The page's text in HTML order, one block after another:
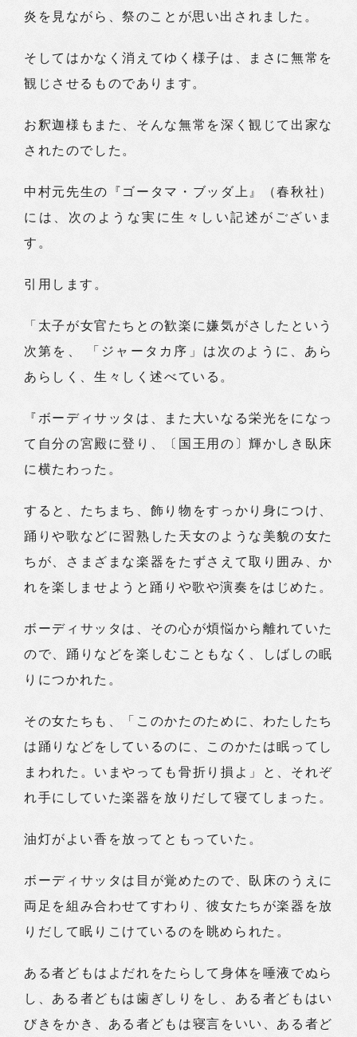
炎を見ながら、祭のことが思い出されました。
そしてはかなく消えてゆく様子は、まさに無常を
観じさせるものであります。
お釈迦様もまた、そんな無常を深く観じて出家な
されたのでした。
中村元先生の『ゴータマ・ブッダ上』（春秋社）
には、次のような実に生々しい記述がございま
す。
引用します。
「太子が女官たちとの歓楽に嫌気がさしたという
次第を、 「ジャータカ序」は次のように、あら
あらしく、生々しく述べている。
『ボーディサッタは、また大いなる栄光をになっ
て自分の宮殿に登り、〔国王用の〕輝かしき臥床
に横たわった。
すると、たちまち、飾り物をすっかり身につけ、
踊りや歌などに習熟した天女のような美貌の女た
ちが、さまざまな楽器をたずさえて取り囲み、か
れを楽しませようと踊りや歌や演奏をはじめた。
ボーディサッタは、その心が煩悩から離れていた
ので、踊りなどを楽しむこともなく、しばしの眠
りにつかれた。
その女たちも、「このかたのために、わたしたち
は踊りなどをしているのに、このかたは眠ってし
まわれた。いまやっても骨折り損よ」と、それぞ
れ手にしていた楽器を放りだして寝てしまった。
油灯がよい香を放ってともっていた。
ボーディサッタは目が覚めたので、臥床のうえに
両足を組み合わせてすわり、彼女たちが楽器を放
りだして眠りこけているのを眺められた。
ある者どもはよだれをたらして身体を唾液でぬら
し、ある者どもは歯ぎしりをし、ある者どもはい
びきをかき、ある者どもは寝言をいい、ある者ど